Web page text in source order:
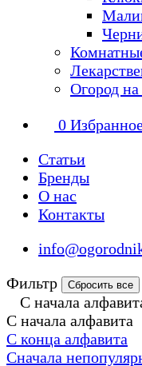
Огород
0
Статьи
Бренды
О нас
Контакты
Фильтр
Сбросить все
С начала
С начала алфавита
С конца алфавита
Сначала